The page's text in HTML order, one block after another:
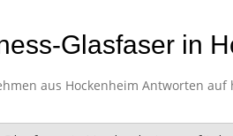
Glasfaser in
aus Hockenheim Antworten